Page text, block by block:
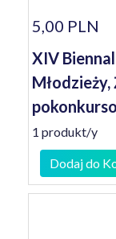
5,00 PLN
XIV
1 produkt/y
Dodaj do